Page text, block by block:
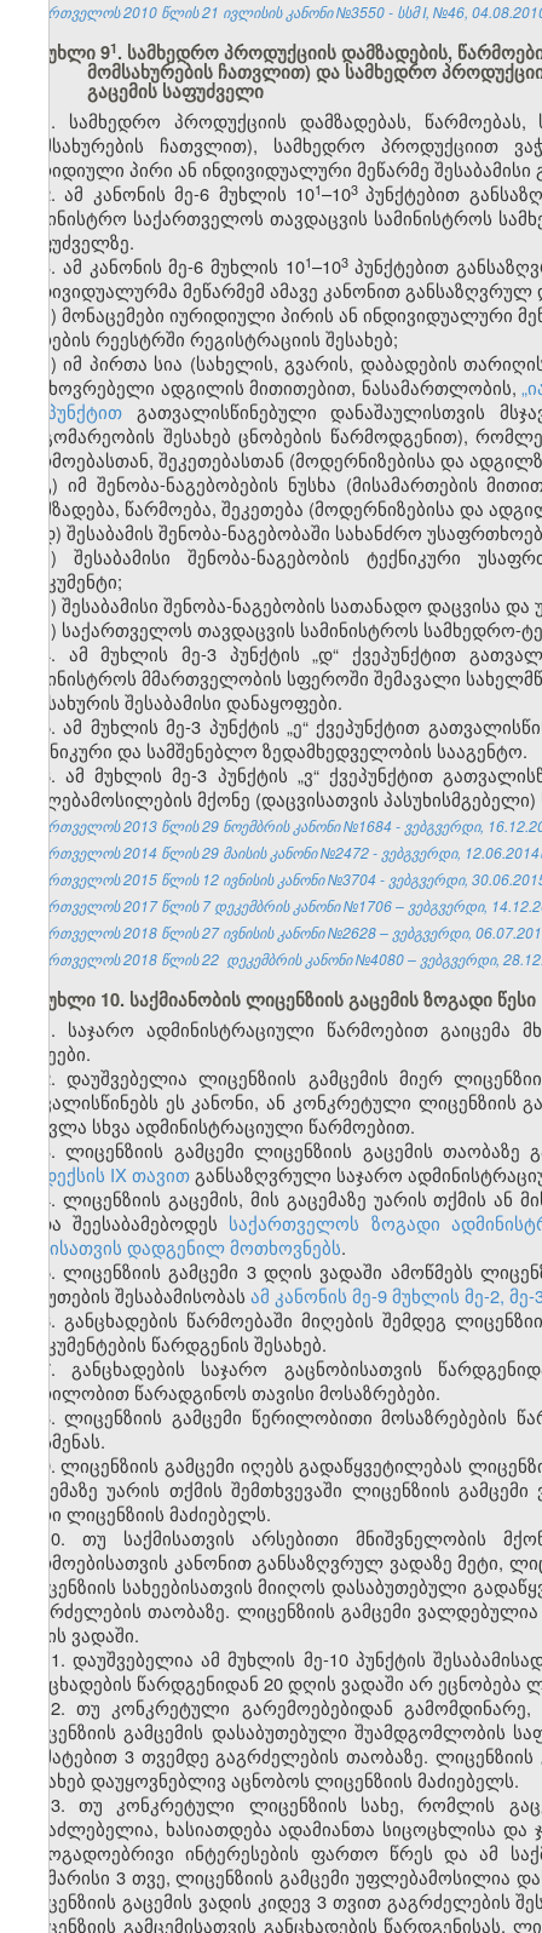
საქართველოს 2010 წლის 21 ივლისის კანონი №3550 - სსმ I, №46,
მუხლი 9​1. სამხედრო პროდუქციის დამზადების,
მომსახურების ჩათვლით) და სამხედრო
გაცემის საფუძველი
1. სამხედრო პროდუქციის დამზადებას,
მომსახურების ჩათვლით), სამხედრო პროდუქციით
იურიდიული პირი ან ინდივიდუალური მეწარმე
2. ამ კანონის მე-6 მუხლის 10​1–10​3 პუნქტებით
სამინისტრო საქართველოს თავდაცვის სამინისტროს
საფუძველზე.
3. ამ კანონის მე-6 მუხლის 10​1–10​3 პუნქტებით
ინდივიდუალურმა მეწარმემ ამავე კანონით
ა) მონაცემები იურიდიული პირის ან ინდივიდუალური
პირების რეესტრში რეგისტრაციის შესახებ;
ბ) იმ პირთა სია (სახელის, გვარის, დაბადების
საცხოვრებელი ადგილის მითითებით, ნასამართლობის,
ქვეპუნქტით გათვალისწინებული დანაშაულისთვის
მდგომარეობის შესახებ ცნობების წარმოდგენით),
წარმოებასთან, შეკეთებასთან (მოდერნიზებისა და
გ) იმ შენობა-ნაგებობების ნუსხა (მისამართების
დამზადება, წარმოება, შეკეთება (მოდერნიზებისა და
დ) შესაბამის შენობა-ნაგებობაში სახანძრო
ე) შესაბამისი შენობა-ნაგებობის ტექნიკური
დოკუმენტი;
ვ) შესაბამისი შენობა-ნაგებობის სათანადო დაცვისა
ზ) საქართველოს თავდაცვის სამინისტროს სამხედრო-
4. ამ მუხლის მე-3 პუნქტის „დ“ ქვეპუნქტით
სამინისტროს მმართველობის სფეროში შემავალი
სამსახურის შესაბამისი დანაყოფები.
5. ამ მუხლის მე-3 პუნქტის „ე“ ქვეპუნქტით
ტექნიკური და სამშენებლო ზედამხედველობის სააგენტო.
6. ამ მუხლის მე-3 პუნქტის „ვ“ ქვეპუნქტით
უფლებამოსილების მქონე (დაცვისათვის პასუხისმგებელი)
საქართველოს 2013 წლის 29 ნოემბრის კანონი №1684 - ვებგვერდი,
საქართველოს 2014 წლის 29 მაისის კანონი №2472 - ვებგვერდი,
საქართველოს 2015 წლის 12 ივნისის კანონი №3704 - ვებგვერდი,
საქართველოს 2017 წლის 7 დეკემბრის კანონი №1706 – ვებგვერდი,
საქართველოს 2018 წლის 27 ივნისის კანონი №2628 – ვებგვერდი,
საქართველოს 2018 წლის 22 დეკემბრის კანონი №4080 – ვებგვერდი,
მუხლი 10. საქმიანობის ლიცენზიის გაცემის ზოგადი წესი
1. საჯარო ადმინისტრაციული წარმოებით გაიცემა
სახეები.
2. დაუშვებელია ლიცენზიის გამცემის მიერ
ითვალისწინებს ეს კანონი, ან კონკრეტული ლიცენზიის
შეცვლა სხვა ადმინისტრაციული წარმოებით.
3. ლიცენზიის გამცემი ლიცენზიის გაცემის თაობაზე
კოდექსის IX თავითგანსაზღვრული საჯარო
4. ლიცენზიის გაცემის, მის გაცემაზე უარის თქმის ან
უნდა შეესაბამებოდეს საქართველოს ზოგადი
აქტისათვის დადგენილ მოთხოვნებს.
5. ლიცენზიის გამცემი 3 დღის ვადაში ამოწმებს
საბუთების შესაბამისობას ამ კანონის მე-9 მუხლის მე-2, მე-
6. განცხადების წარმოებაში მიღების შემდეგ
დოკუმენტების წარდგენის შესახებ.
7. განცხადების საჯარო გაცნობისათვის
წერილობით წარადგინოს თავისი მოსაზრებები.
8. ლიცენზიის გამცემი წერილობითი მოსაზრებების
მოსმენას.
9. ლიცენზიის გამცემი იღებს გადაწყვეტილებას
გაცემაზე უარის თქმის შემთხვევაში ლიცენზიის
უარი ლიცენზიის მაძიებელს.
10. თუ საქმისათვის არსებითი მნიშვნელობის
წარმოებისათვის კანონით განსაზღვრულ ვადაზე მეტი,
ლიცენზიის სახეებისათვის მიიღოს დასაბუთებული
გაგრძელების თაობაზე. ლიცენზიის გამცემი
დღის ვადაში.
11. დაუშვებელია ამ მუხლის მე-10 პუნქტის
განცხადების წარდგენიდან 20 დღის ვადაში არ
12. თუ კონკრეტული გარემოებებიდან
ლიცენზიის გამცემის დასაბუთებული შუამდგომლობის
დამატებით 3 თვემდე გაგრძელების თაობაზე.
შესახებ დაუყოვნებლივ აცნობოს ლიცენზიის მაძიებელს.
13. თუ კონკრეტული ლიცენზიის სახე, რომლის
შესაძლებელია, ხასიათდება ადამიანთა სიცოცხლისა
საზოგადოებრივი ინტერესების ფართო წრეს და ამ
საკმარისი 3 თვე, ლიცენზიის გამცემი
ლიცენზიის გაცემის ვადის კიდევ 3 თვით გაგრძელების
ლიცენზიის გამცემისათვის განცხადების